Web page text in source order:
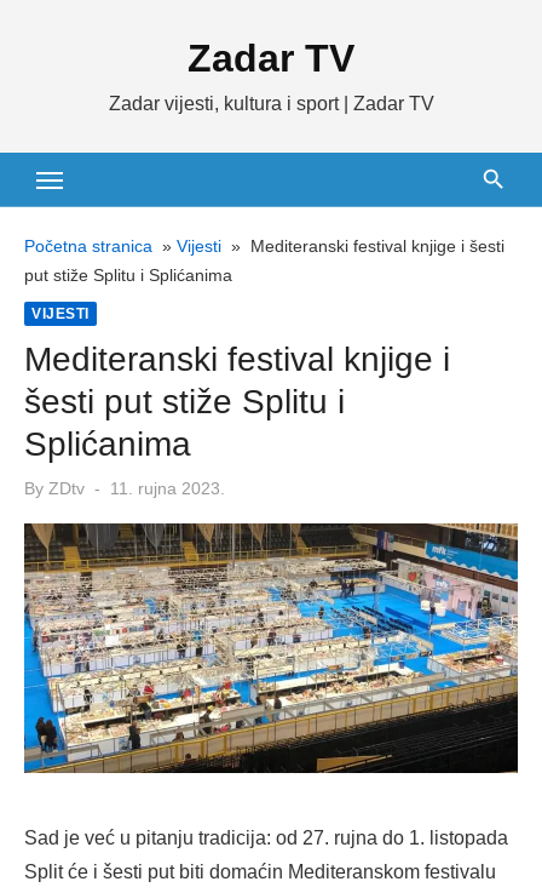
Zadar TV
Zadar vijesti, kultura i sport | Zadar TV
Početna stranica » Vijesti » Mediteranski festival knjige i šesti
put stiže Splitu i Splićanima
VIJESTI
Mediteranski festival knjige i
šesti put stiže Splitu i
Splićanima
By ZDtv
Posted
11. rujna 2023.
Sad je već u pitanju tradicija: od 27. rujna do 1. listopada
Split će i šesti put biti domaćin Mediteranskom festivalu